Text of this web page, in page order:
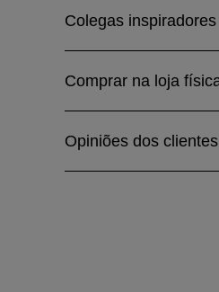
Colegas inspiradores
Comprar na loja
Opiniões dos clientes